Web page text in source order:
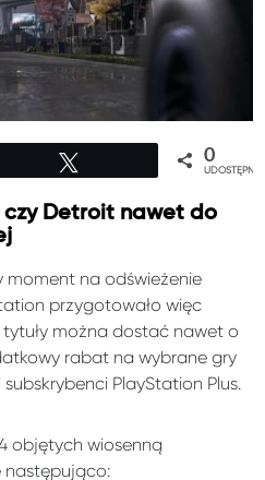
0
czy Detroit nawet do
moment na odświeżenie
przygotowało więc
można dostać nawet o
rabat na wybrane gry
PlayStation Plus.
objętych wiosenną
następująco: